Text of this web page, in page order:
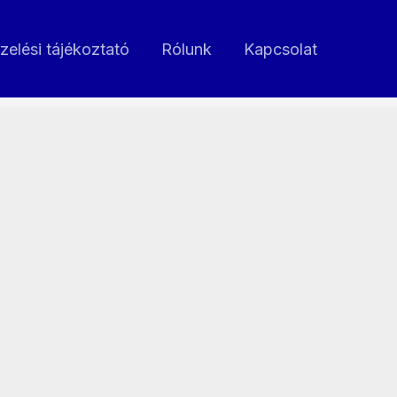
tájékoztató Rólunk Kapcsolat